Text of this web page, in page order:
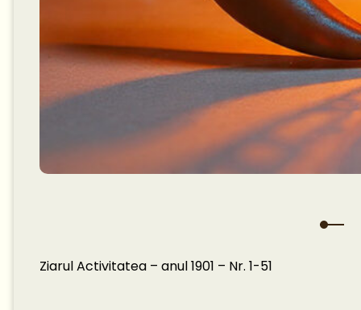
Ziarul Activitatea – anul 1901 – Nr. 1-51